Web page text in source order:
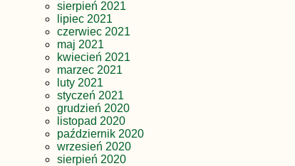
sierpień 2021
lipiec 2021
czerwiec 2021
maj 2021
kwiecień 2021
marzec 2021
luty 2021
styczeń 2021
grudzień 2020
listopad 2020
październik 2020
wrzesień 2020
sierpień 2020